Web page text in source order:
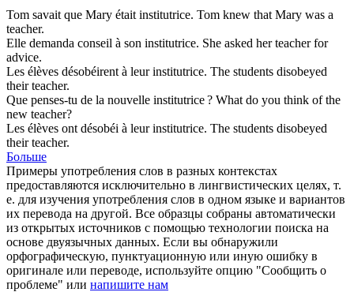
Tom savait que Mary était institutrice. Tom knew that Mary was a
teacher.
Elle demanda conseil à son institutrice. She asked herteacherfor
advice.
Les élèves désobéirent à leurinstitutrice. The students disobeyed
theirteacher.
Que penses-tu de la nouvelle institutrice? What do you think of the
new teacher?
Les élèves ont désobéi à leurinstitutrice. The students disobeyed
theirteacher.
Больше
Примеры употребления слов в разных контекстах
предоставляются исключительно в лингвистических целях, т.
е. для изучения употребления слов в одном языке и вариантов
их перевода на другой. Все образцы собраны автоматически
из открытых источников с помощью технологии поиска на
основе двуязычных данных. Если вы обнаружили
орфографическую, пунктуационную или иную ошибку в
оригинале или переводе, используйте опцию "Сообщить о
проблеме" или напишите нам